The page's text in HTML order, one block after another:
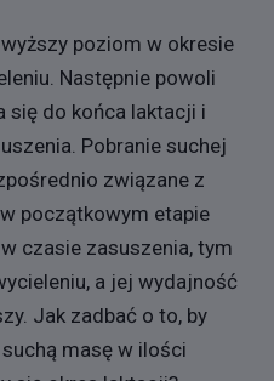
poziom w okresie
Następnie powoli
się do końca laktacji i
Pobranie suchej
związane z
początkowym etapie
czasie zasuszenia, tym
a jej wydajność
Jak zadbać o to, by
masę w ilości